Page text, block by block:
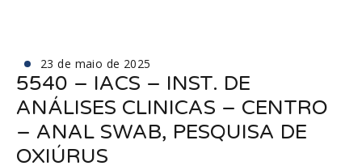
23 de maio de 2025
5540 – IACS – INST. DE
ANÁLISES CLINICAS – CENTRO
– ANAL SWAB, PESQUISA DE
OXIÚRUS